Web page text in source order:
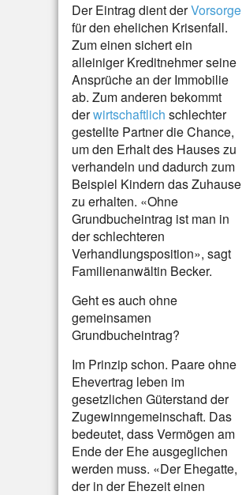
Der Eintrag dient derVorsorge
für den ehelichen Krisenfall.
Zum einen sichert ein
alleiniger Kreditnehmer seine
Ansprüche an der Immobilie
ab. Zum anderen bekommt
derwirtschaftlich schlechter
gestellte Partner die Chance,
um den Erhalt des Hauses zu
verhandeln und dadurch zum
Beispiel Kindern das Zuhause
zu erhalten. «Ohne
Grundbucheintrag ist man in
der schlechteren
Verhandlungsposition», sagt
Familienanwältin Becker.
Geht es auch ohne
gemeinsamen
Grundbucheintrag?
Im Prinzip schon. Paare ohne
Ehevertrag leben im
gesetzlichen Güterstand der
Zugewinngemeinschaft. Das
bedeutet, dass Vermögen am
Ende der Ehe ausgeglichen
werden muss. «Der Ehegatte,
der in der Ehezeit einen